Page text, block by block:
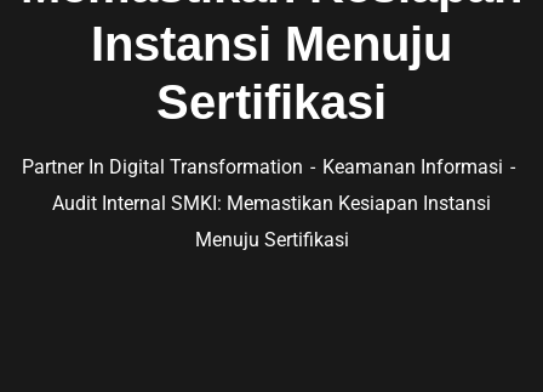
Instansi Menuju
Sertifikasi
Partner In Digital Transformation
Keamanan Informasi
Audit Internal SMKI: Memastikan Kesiapan Instansi
Menuju Sertifikasi